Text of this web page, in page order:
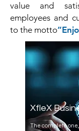
value and
employees and
to the motto
XfleX
The complete one